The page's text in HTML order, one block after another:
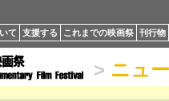
て 支援する これまでの映画祭 刊行物
> ニュ